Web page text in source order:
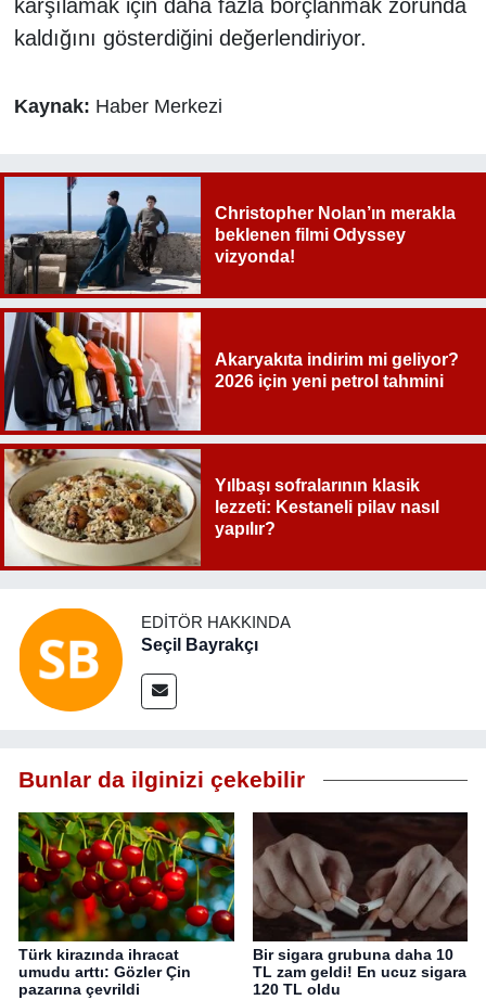
karşılamak için daha fazla borçlanmak zorunda
kaldığını gösterdiğini değerlendiriyor.
Kaynak: Haber Merkezi
Christopher Nolan’ın merakla
beklenen filmi Odyssey
vizyonda!
Akaryakıta indirim mi geliyor?
2026 için yeni petrol tahmini
Yılbaşı sofralarının klasik
lezzeti: Kestaneli pilav nasıl
yapılır?
EDITÖR HAKKINDA
Seçil Bayrakçı
Bunlar da ilginizi çekebilir
Türk kirazında ihracat
umudu arttı: Gözler Çin
pazarına çevrildi
Bir sigara grubuna daha 10
TL zam geldi! En ucuz sigara
120 TL oldu